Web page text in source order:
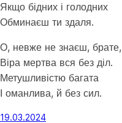
Якщо бідних і голодних
Обминаєш ти здаля.
О, невже не знаєш, брате,
Віра мертва вся без діл.
Метушливістю багата
І оманлива, й без сил.
19.03.2024